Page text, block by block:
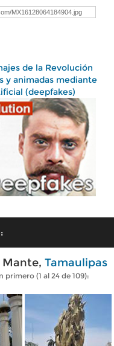
de la Revolución
y animadas mediante
(deepfakes)
Mante, Tamaulipas
(1 al 24 de 109):